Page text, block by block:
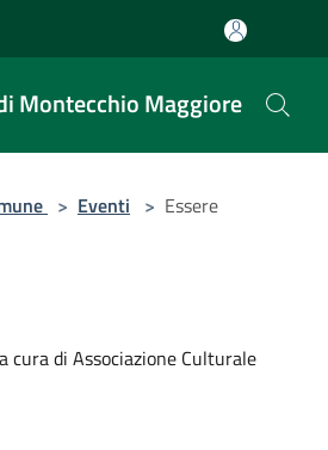
Montecchio Maggiore
> Eventi > Essere
cura di Associazione Culturale